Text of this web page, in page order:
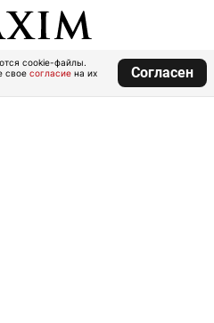
cookie-файлы.
свое согласие на их
Согласен